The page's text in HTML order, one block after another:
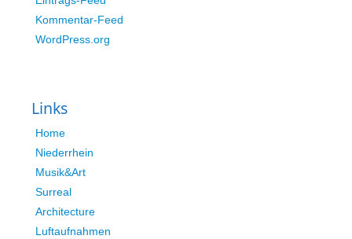
Kommentar-Feed
WordPress.org
Links
Home
Niederrhein
Musik&Art
Surreal
Architecture
Luftaufnahmen